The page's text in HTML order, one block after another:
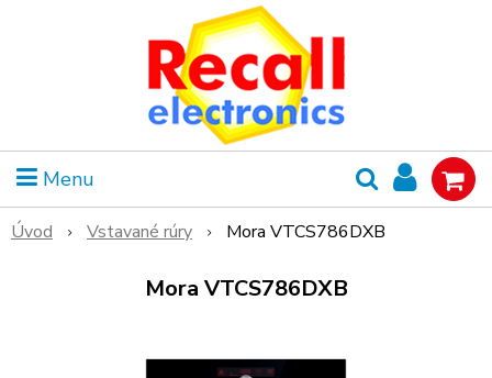
Menu
Úvod Vstavané rúry Mora VTCS786DXB
Mora VTCS786DXB